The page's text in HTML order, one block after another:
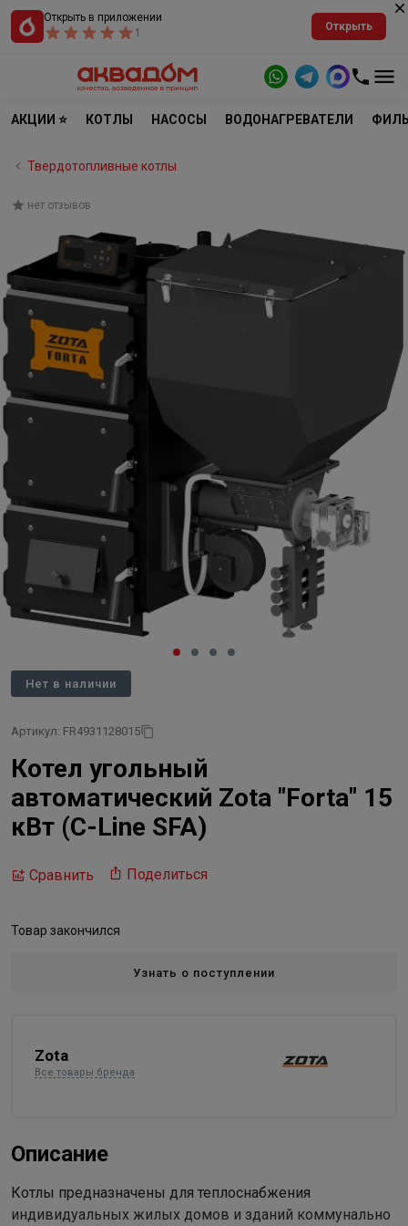
Открыть в приложении
1
Открыть
АКЦИИ ⭐ КОТЛЫ НАСОСЫ ВОДОНАГРЕВАТЕЛИ
Твердотопливные котлы
нет отзывов
Нет в наличии
Артикул: FR4931128015
Котел угольный
автоматический Zota "Forta" 15
кВт (C-Line SFA)
Сравнить Поделиться
Товар закончился
Узнать о поступлении
Zota
Все товары бренда
Описание
Котлы предназначены для теплоснабжения
индивидуальных жилых домов и зданий коммунально